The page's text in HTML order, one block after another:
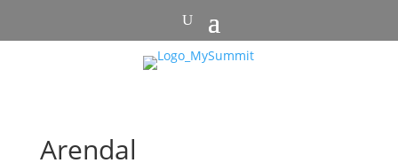
Arendal